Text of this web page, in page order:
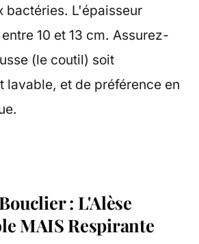
bactéries. L'épaisseur
10 et 13 cm. Assurez-
(le coutil) soit
lavable, et de préférence en
: L'Alèse
MAIS Respirante